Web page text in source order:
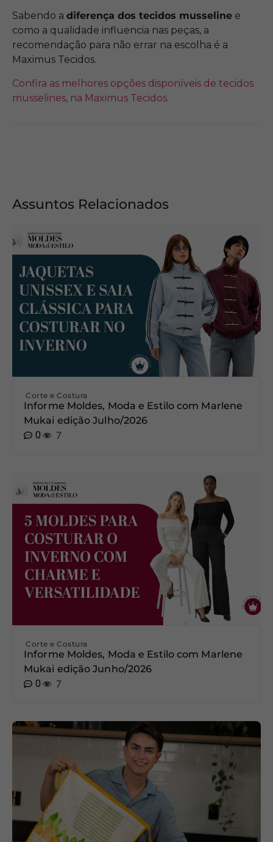
Sabendo a diferença dos tecidos musseline e
como a qualidade influencia nas peças, a
recomendação para não errar na escolha é a
Maximus Tecidos.
Confira as melhores opções disponíveis de tecidos
musselines, na Maximus Tecidos.
Assuntos Relacionados
Corte e Costura
Informe Moldes, Moda e Estilo com Marlene
Mukai edição Julho/2026
0
7
Corte e Costura
Informe Moldes, Moda e Estilo com Marlene
Mukai edição Junho/2026
0
7